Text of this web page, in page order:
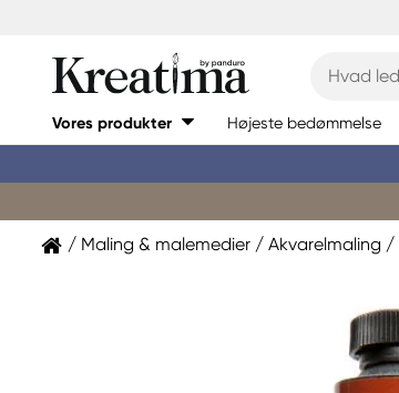
Vores produkter Højeste bedømmelse
Maling & malemedier Akvarelmaling